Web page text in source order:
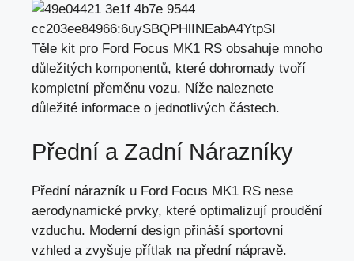
Těle kit pro Ford Focus MK1 RS obsahuje mnoho
důležitých komponentů, které dohromady tvoří
kompletní přeměnu vozu. Níže naleznete
důležité informace o jednotlivých částech.
Přední a Zadní Nárazníky
Přední nárazník u Ford Focus MK1 RS nese
aerodynamické prvky, které optimalizují proudění
vzduchu. Moderní design přináší sportovní
vzhled a zvyšuje přítlak na přední nápravě.